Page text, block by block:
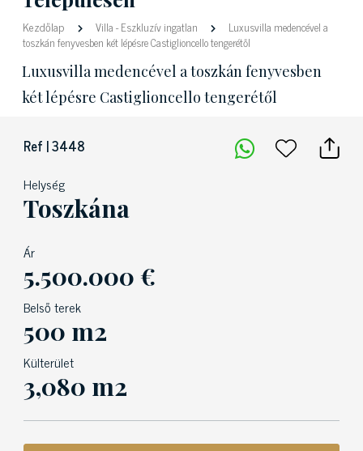
Kezdőlap Villa-Eszkluzív ingatlan
Luxusvilla medencével a
toszkán fenyvesben két lépésre Castiglioncello tengerétől
Luxusvilla medencével a toszkán fenyvesben
két lépésre Castiglioncello tengerétől
Ref | 3448
Helység
Toszkána
Ár
5.500.000 €
Belső terek
500 m2
Külterület
3,080 m2